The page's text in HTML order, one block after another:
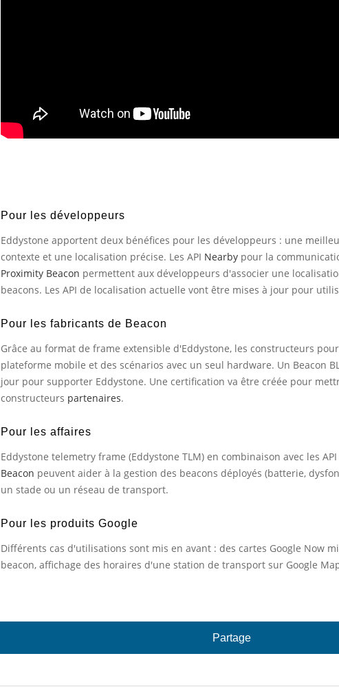
Pour les développeurs
Eddystone apportent deux bénéfices pour les développeurs : une
contexte et une localisation précise. Les API Nearby pour la
Proximity Beacon permettent aux développeurs d'associer une
beacons. Les API de localisation actuelle vont être mises à jour pour
Pour les fabricants de Beacon
Grâce au format de frame extensible d'Eddystone, les constructeurs
plateforme mobile et des scénarios avec un seul hardware. Un Beacon
jour pour supporter Eddystone. Une certification va être créée pour
constructeurs partenaires.
Pour les affaires
Eddystone telemetry frame (Eddystone TLM) en combinaison avec les API
Beacon peuvent aider à la gestion des beacons déployés (batterie,
un stade ou un réseau de transport.
Pour les produits Google
Différents cas d'utilisations sont mis en avant : des cartes Google Now
beacon, affichage des horaires d'une station de transport sur Google
Partage